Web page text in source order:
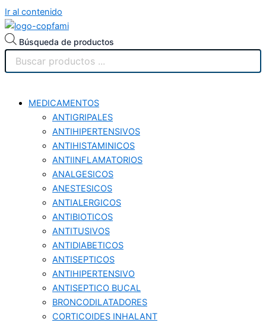
Ir al contenido
Búsqueda de productos
MEDICAMENTOS
ANTIGRIPALES
ANTIHIPERTENSIVOS
ANTIHISTAMINICOS
ANTIINFLAMATORIOS
ANALGESICOS
ANESTESICOS
ANTIALERGICOS
ANTIBIOTICOS
ANTITUSIVOS
ANTIDIABETICOS
ANTISEPTICOS
ANTIHIPERTENSIVO
ANTISEPTICO BUCAL
BRONCODILATADORES
CORTICOIDES INHALANT